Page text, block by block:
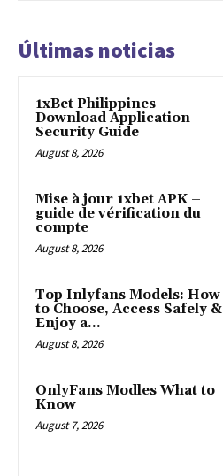
Últimas noticias
1xBet Philippines
Download Application
Security Guide
August 8, 2026
Mise à jour 1xbet APK –
guide de vérification du
compte
August 8, 2026
Top Inlyfans Models: How
to Choose, Access Safely &
Enjoy a...
August 8, 2026
OnlyFans Modles What to
Know
August 7, 2026